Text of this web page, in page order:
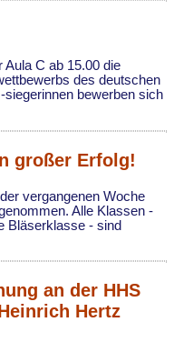
Aula C ab 15.00 die
des deutschen
siegerinnen bewerben sich
großer Erfolg!
vergangenen Woche
Alle Klassen -
Bläserklasse - sind
an der HHS
Hertz